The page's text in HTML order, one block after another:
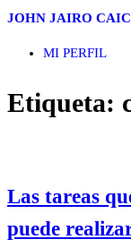
Saltar
contenido
JOHN JAIRO
MI PERFIL
Etiqueta:
Las tareas
puede